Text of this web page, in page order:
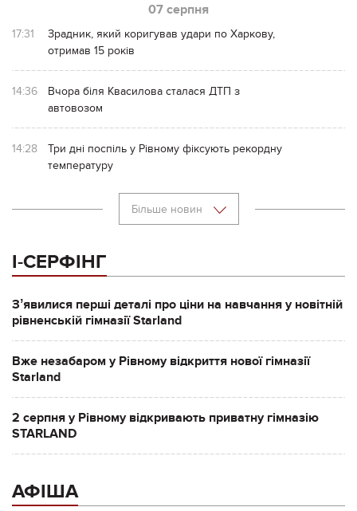
07 серпня
17:31
Зрадник, який коригував удари по Харкову,
отримав 15 років
14:36
Вчора біля Квасилова сталася ДТП з
автовозом
14:28
Три дні поспіль у Рівному фіксують рекордну
температуру
Більше новин
І-СЕРФІНГ
Зʼявилися перші деталі про ціни на навчання у новітній
рівненській гімназії Starland
Вже незабаром у Рівному відкриття нової гімназії
Starland
2 серпня у Рівному відкривають приватну гімназію
STARLAND
АФІША